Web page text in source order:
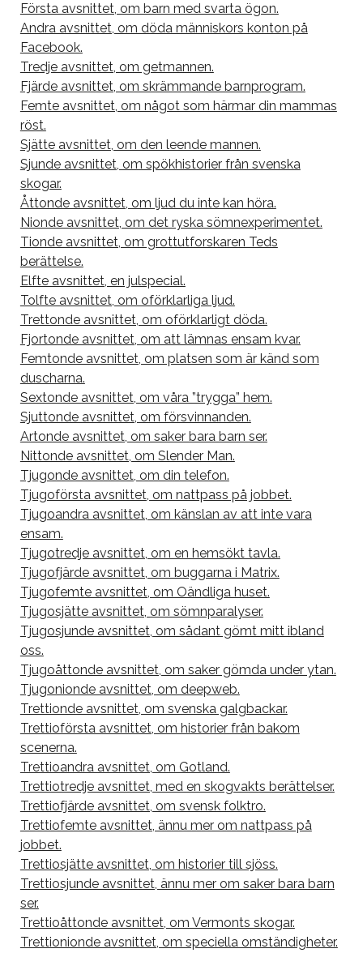
Första avsnittet, om barn med svarta ögon.
Andra avsnittet, om döda människors konton på
Facebook.
Tredje avsnittet, om getmannen.
Fjärde avsnittet, om skrämmande barnprogram.
Femte avsnittet, om något som härmar din mammas
röst.
Sjätte avsnittet, om den leende mannen.
Sjunde avsnittet, om spökhistorier från svenska
skogar.
Åttonde avsnittet, om ljud du inte kan höra.
Nionde avsnittet, om det ryska sömnexperimentet.
Tionde avsnittet, om grottutforskaren Teds
berättelse.
Elfte avsnittet, en julspecial.
Tolfte avsnittet, om oförklarliga ljud.
Trettonde avsnittet, om oförklarligt döda.
Fjortonde avsnittet, om att lämnas ensam kvar.
Femtonde avsnittet, om platsen som är känd som
duscharna.
Sextonde avsnittet, om våra ”trygga” hem.
Sjuttonde avsnittet, om försvinnanden.
Artonde avsnittet, om saker bara barn ser.
Nittonde avsnittet, om Slender Man.
Tjugonde avsnittet, om din telefon.
Tjugoförsta avsnittet, om nattpass på jobbet.
Tjugoandra avsnittet, om känslan av att inte vara
ensam.
Tjugotredje avsnittet, om en hemsökt tavla.
Tjugofjärde avsnittet, om buggarna i Matrix.
Tjugofemte avsnittet, om Oändliga huset.
Tjugosjätte avsnittet, om sömnparalyser.
Tjugosjunde avsnittet, om sådant gömt mitt ibland
oss.
Tjugoåttonde avsnittet, om saker gömda under ytan.
Tjugonionde avsnittet, om deepweb.
Trettionde avsnittet, om svenska galgbackar.
Trettioförsta avsnittet, om historier från bakom
scenerna.
Trettioandra avsnittet, om Gotland.
Trettiotredje avsnittet, med en skogvakts berättelser.
Trettiofjärde avsnittet, om svensk folktro.
Trettiofemte avsnittet, ännu mer om nattpass på
jobbet.
Trettiosjätte avsnittet, om historier till sjöss.
Trettiosjunde avsnittet, ännu mer om saker bara barn
ser.
Trettioåttonde avsnittet, om Vermonts skogar.
Trettionionde avsnittet, om speciella omständigheter.